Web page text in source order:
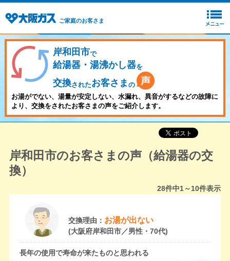
ご家庭のお客さま
岸和田市で
給湯器・湯沸かし器を
交換されたお客さま の
お湯がでない、湯量が安定しない、水漏れ、異音がするなどの故障に
より、交換をされたお客さまの声をご紹介します。
岸和田市のお客さまの声（給湯器の交
換）
28件中1～10件表示
交換理由： お湯が出ない
(大阪府岸和田市／男性・70代)
長年の使用で寿命が来たものと思われる